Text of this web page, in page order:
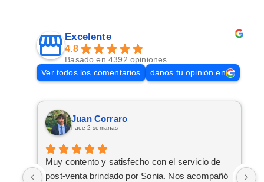
Excelente
4.8
Basado en 4392 opiniones
Ver todos los comentarios
danos tu opinión en
Juan Corraro
hace 2 semanas
Muy contento y satisfecho con el servicio de
post-venta brindado por Sonia. Nos acompañó